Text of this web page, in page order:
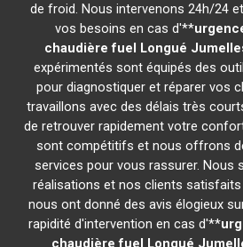
de froid. Nous intervenons 24h/24
vos besoins en cas d'**
chaudière fuel Longué
expérimentés sont équipés des
pour diagnostiquer et réparer vos
travaillons avec des délais très
de retrouver rapidement votre
sont compétitifs et nous offrons
services pour vous rassurer. Nous
réalisations et nos clients satisfaits
nous ont donné des avis élogieux
rapidité d'intervention en cas d'**
chaudière fuel Longué